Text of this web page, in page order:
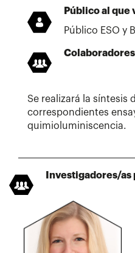
Público al que
Público ESO y
Colaboradores
Se realizará la síntesis
correspondientes
quimioluminiscencia.
Investigadores/